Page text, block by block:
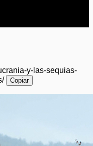
y-las-sequias-
Copiar